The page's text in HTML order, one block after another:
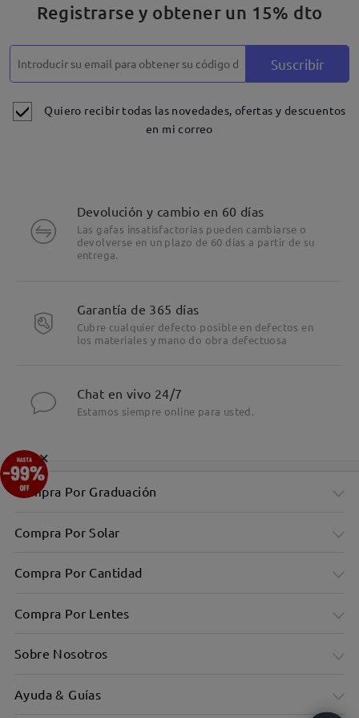
Registrarse y obtener un 15% dto
Suscribir
Quiero recibir todas las novedades, ofertas y descuentos
en mi correo
Devolución y cambio en 60 días
Las gafas insatisfactorias pueden cambiarse o
devolverse en un plazo de 60 días a partir de su
entrega.
Garantía de 365 días
Cubre cualquier defecto posible en defectos en
los materiales y mano do obra defectuosa
Chat en vivo 24/7
Estamos siempre online para usted.
Compra Por Graduación
Compra Por Solar
Compra Por Cantidad
Compra Por Lentes
Sobre Nosotros
Ayuda & Guías
×